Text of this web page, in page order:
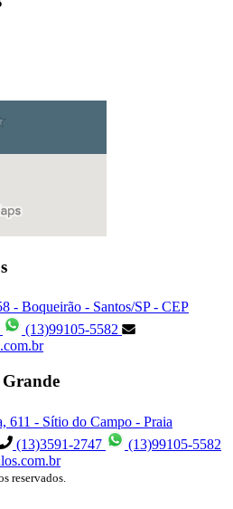
- Boqueirão - Santos/SP - CEP
(13)99105-5582
Grande
611 - Sítio do Campo - Praia
(13)3591-2747
(13)99105-5582
reservados.